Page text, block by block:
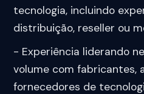
tecnologia, incluindo
distribuição, reseller ou
- Experiência liderando
volume com fabricantes,
fornecedores de